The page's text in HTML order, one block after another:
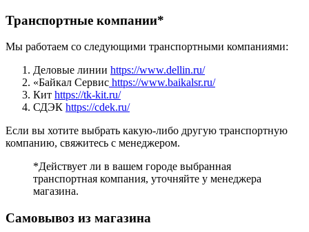
Транспортные компании*
Мы работаем со следующими транспортными компаниями:
Деловые линии https://www.dellin.ru/
«Байкал Сервис https://www.baikalsr.ru/
Кит https://tk-kit.ru/
СДЭК https://cdek.ru/
Если вы хотите выбрать какую-либо другую транспортную
компанию, свяжитесь с менеджером.
*Действует ли в вашем городе выбранная
транспортная компания, уточняйте у менеджера
магазина.
Самовывоз из магазина